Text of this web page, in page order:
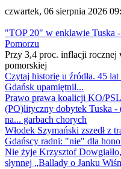
czwartek, 06 sierpnia 2026
"TOP 20" w enklawie Tuska
Pomorzu
Przy 3,4 proc. inflacji
pomorskiej
Czytaj historię u źródła. 45
Gdańsk upamiętnił...
Prawo prawa koalicji KO/
(PO)lityczny dobytek Tuska
na... garbach chorych
Włodek Szymański zszedł z
Gdańscy radni: "nie" dla
Nie żyje Krzysztof
słynnej „Ballady o Janku